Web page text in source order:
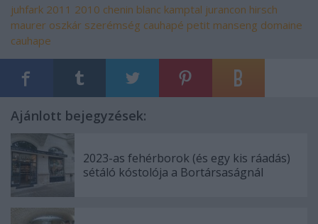
juhfark 2011 2010 chenin blanc kamptal jurancon hirsch
maurer oszkár szerémség cauhapé petit manseng domaine
cauhape
Ajánlott bejegyzések:
2023-as fehérborok (és egy kis ráadás)
sétáló kóstolója a Bortársaságnál